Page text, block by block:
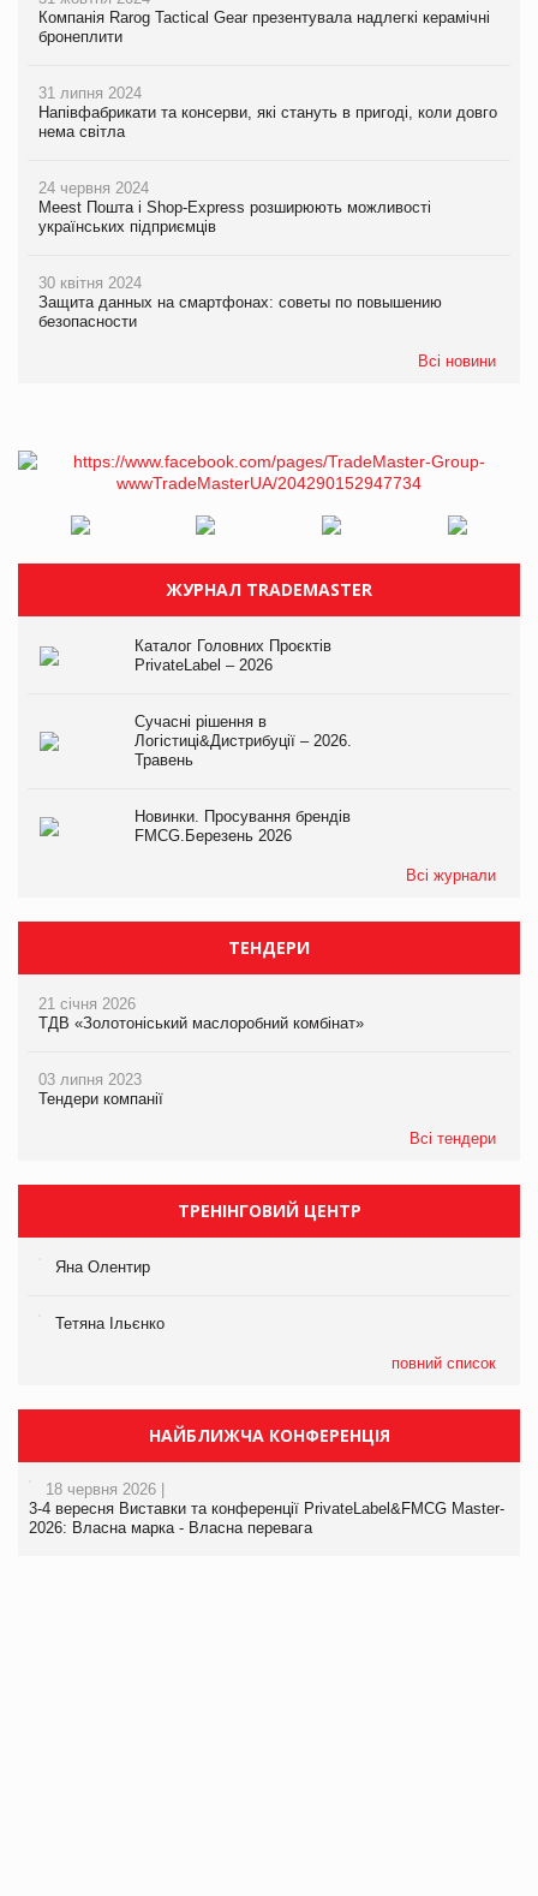
Компанія Rarog Tactical Gear презентувала надлегкі керамічні
бронеплити
31 липня 2024
Напівфабрикати та консерви, які стануть в пригоді, коли довго
нема світла
24 червня 2024
Meest Пошта і Shop-Express розширюють можливості
українських підприємців
30 квітня 2024
Защита данных на смартфонах: советы по повышению
безопасности
Всі новини
ЖУРНАЛ TRADEMASTER
Каталог Головних Проєктів
PrivateLabel – 2026
Сучасні рішення в
Логістиці&Дистрибуції – 2026.
Травень
Новинки. Просування брендів
FMCG.Березень 2026
Всі журнали
ТЕНДЕРИ
21 січня 2026
ТДВ «Золотоніський маслоробний комбінат»
03 липня 2023
Тендери компанії
Всі тендери
ТРЕНІНГОВИЙ ЦЕНТР
Яна Олентир
Тетяна Ільєнко
повний список
НАЙБЛИЖЧА КОНФЕРЕНЦІЯ
18 червня 2026 |
3-4 вересня Виставки та конференції PrivateLabel&FMCG Master-
2026: Власна марка - Власна перевага